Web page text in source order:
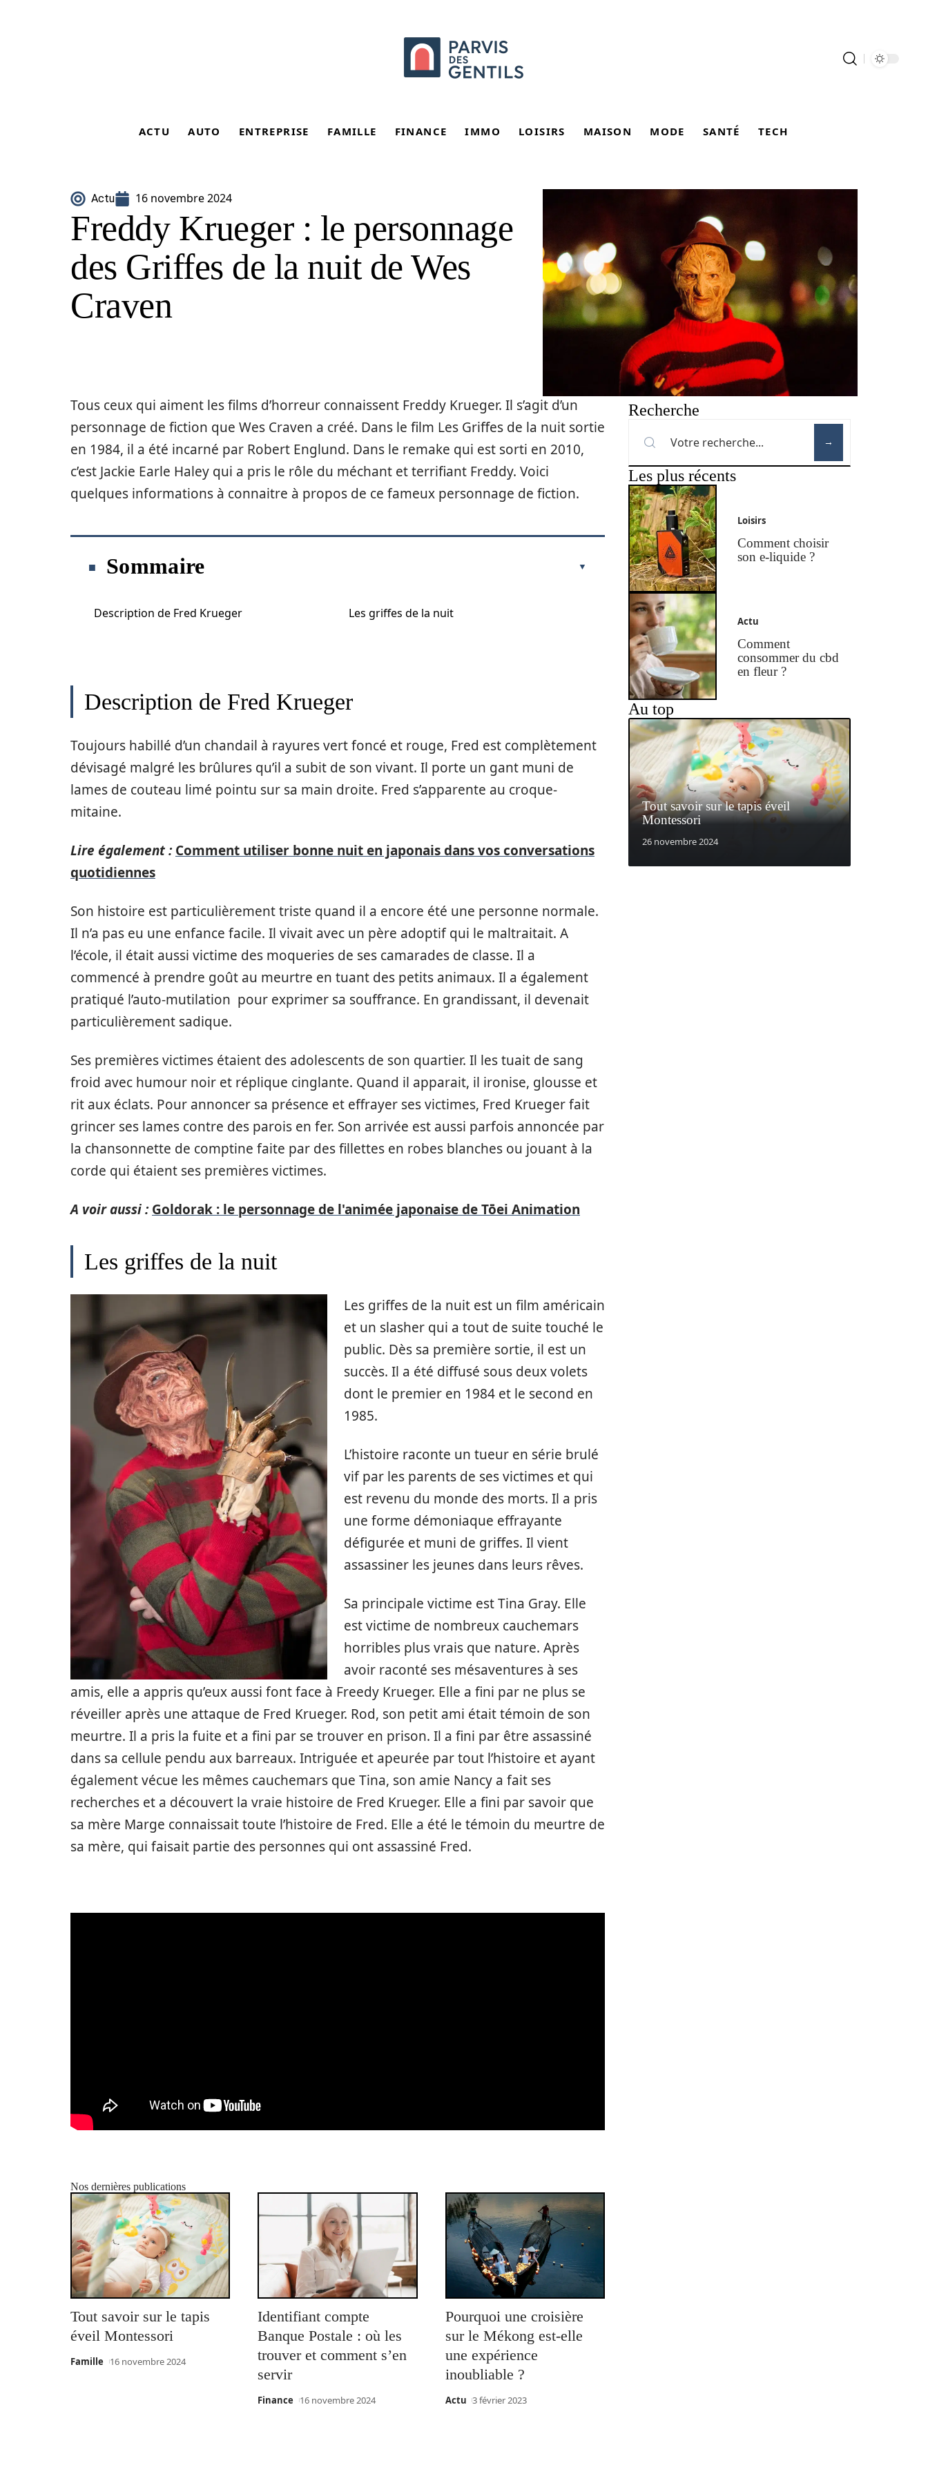
ACTU AUTO ENTREPRISE FAMILLE FINANCE IMMO LOISIRS MAISON MODE SANTÉ TECH
Actu 16 novembre 2024
Freddy Krueger : le personnage
des Griffes de la nuit de Wes
Craven
Tous ceux qui aiment les films d’horreur connaissent Freddy Krueger. Il s’agit d’un
personnage de fiction que Wes Craven a créé. Dans le film Les Griffes de la nuit sortie
en 1984, il a été incarné par Robert Englund. Dans le remake qui est sorti en 2010,
c’est Jackie Earle Haley qui a pris le rôle du méchant et terrifiant Freddy. Voici
quelques informations à connaitre à propos de ce fameux personnage de fiction.
Sommaire
Description de Fred Krueger Les griffes de la nuit
Description de Fred Krueger
Toujours habillé d’un chandail à rayures vert foncé et rouge, Fred est complètement
dévisagé malgré les brûlures qu’il a subit de son vivant. Il porte un gant muni de
lames de couteau limé pointu sur sa main droite. Fred s’apparente au croque-
mitaine.
Lire également : Comment utiliser bonne nuit en japonais dans vos conversations
quotidiennes
Son histoire est particulièrement triste quand il a encore été une personne normale.
Il n’a pas eu une enfance facile. Il vivait avec un père adoptif qui le maltraitait. A
l’école, il était aussi victime des moqueries de ses camarades de classe. Il a
commencé à prendre goût au meurtre en tuant des petits animaux. Il a également
pratiqué l’auto-mutilation pour exprimer sa souffrance. En grandissant, il devenait
particulièrement sadique.
Ses premières victimes étaient des adolescents de son quartier. Il les tuait de sang
froid avec humour noir et réplique cinglante. Quand il apparait, il ironise, glousse et
rit aux éclats. Pour annoncer sa présence et effrayer ses victimes, Fred Krueger fait
grincer ses lames contre des parois en fer. Son arrivée est aussi parfois annoncée par
la chansonnette de comptine faite par des fillettes en robes blanches ou jouant à la
corde qui étaient ses premières victimes.
A voir aussi : Goldorak : le personnage de l'animée japonaise de Tōei Animation
Les griffes de la nuit
Les griffes de la nuit est un film américain
et un slasher qui a tout de suite touché le
public. Dès sa première sortie, il est un
succès. Il a été diffusé sous deux volets
dont le premier en 1984 et le second en
1985.
L’histoire raconte un tueur en série brulé
vif par les parents de ses victimes et qui
est revenu du monde des morts. Il a pris
une forme démoniaque effrayante
défigurée et muni de griffes. Il vient
assassiner les jeunes dans leurs rêves.
Sa principale victime est Tina Gray. Elle
est victime de nombreux cauchemars
horribles plus vrais que nature. Après
avoir raconté ses mésaventures à ses
amis, elle a appris qu’eux aussi font face à Freedy Krueger. Elle a fini par ne plus se
réveiller après une attaque de Fred Krueger. Rod, son petit ami était témoin de son
meurtre. Il a pris la fuite et a fini par se trouver en prison. Il a fini par être assassiné
dans sa cellule pendu aux barreaux. Intriguée et apeurée par tout l’histoire et ayant
également vécue les mêmes cauchemars que Tina, son amie Nancy a fait ses
recherches et a découvert la vraie histoire de Fred Krueger. Elle a fini par savoir que
sa mère Marge connaissait toute l’histoire de Fred. Elle a été le témoin du meurtre de
sa mère, qui faisait partie des personnes qui ont assassiné Fred.
Nos dernières publications
Tout savoir sur le tapis
éveil Montessori
Famille 16 novembre 2024
Identifiant compte
Banque Postale : où les
trouver et comment s’en
servir
Finance 16 novembre 2024
Pourquoi une croisière
sur le Mékong est-elle
une expérience
inoubliable ?
Actu 3 février 2023
Recherche
Les plus récents
Loisirs
Comment choisir
son e-liquide ?
Actu
Comment
consommer du cbd
en fleur ?
Au top
Tout savoir sur le tapis éveil
Montessori
26 novembre 2024